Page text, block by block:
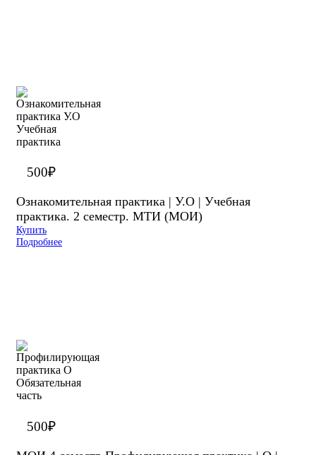
500₽
Ознакомительная практика | У.О | Учебная
практика. 2 семестр. МТИ (МОИ)
Купить
Подробнее
500₽